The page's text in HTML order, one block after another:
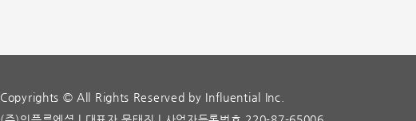
Copyrights © All Rights Reserved by Influential Inc.